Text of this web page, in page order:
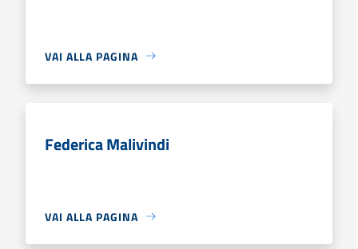
VAI ALLA PAGINA
Federica Malivindi
VAI ALLA PAGINA